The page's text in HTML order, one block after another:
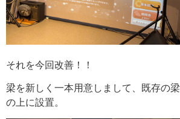
それを今回改善！！
梁を新しく一本用意しまして、既存の梁
の上に設置。